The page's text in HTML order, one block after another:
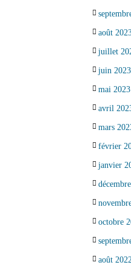
août
juillet
juin 2023
mai 2023
avril
mars
février
janvier
octobre
août 2022